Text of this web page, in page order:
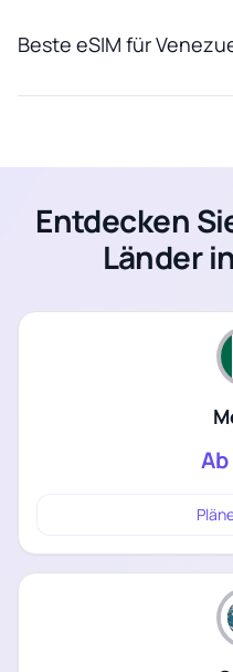
Beste eSIM für
Entdecken
Länder
Ab